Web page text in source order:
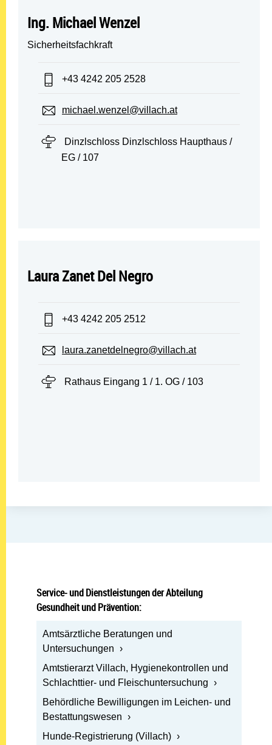
Ing. Michael Wenzel
Sicherheitsfachkraft
Telefon:
+43 4242 205 2528
E-Mail:
michael.wenzel@villach.at
Standort:
Dinzlschloss Dinzlschloss Haupthaus /
EG / 107
Laura Zanet Del Negro
Telefon:
+43 4242 205 2512
E-Mail:
laura.zanetdelnegro@villach.at
Standort:
Rathaus Eingang 1 / 1. OG / 103
Service- und Dienstleistungen der Abteilung
Gesundheit und Prävention:
Öffnen: Amtsärztliche Beratungen und
Amtsärztliche Beratungen und
Untersuchungen
Öffnen: Amtstierarzt Villach, Hygienekontrollen und
Amtstierarzt Villach, Hygienekontrollen und
Schlachttier- und Fleischuntersuchung
Öffnen: Behördliche Bewilligungen im Leichen- und
Behördliche Bewilligungen im Leichen- und
Bestattungswesen
Öffnen: Hunde-Registrierung (Villach)
Hunde-Registrierung (Villach)